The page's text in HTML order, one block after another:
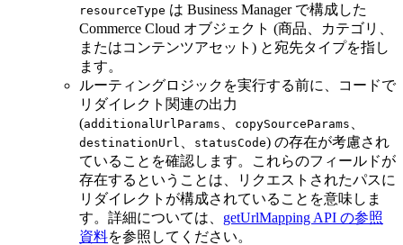
resourceType は Business Manager で構成した
Commerce Cloud オブジェクト (商品、カテゴリ、
またはコンテンツアセット) と宛先タイプを指し
ます。
ルーティングロジックを実行する前に、コードで
リダイレクト関連の出力
(additionalUrlParams copySourceParams
destinationUrl statusCode) の存在が考慮され
ていることを確認します。これらのフィールドが
存在するということは、リクエストされたパスに
リダイレクトが構成されていることを意味しま
す。詳細については、 getUrlMapping API の参照
資料を参照してください。